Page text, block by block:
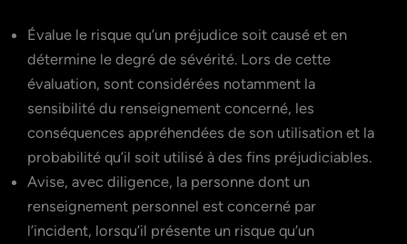
Évalue le risque qu’un préjudice soit causé et en
détermine le degré de sévérité. Lors de cette
évaluation, sont considérées notamment la
sensibilité du renseignement concerné, les
conséquences appréhendées de son utilisation et la
probabilité qu’il soit utilisé à des fins préjudiciables.
Avise, avec diligence, la personne dont un
renseignement personnel est concerné par
l’incident, lorsqu’il présente un risque qu’un